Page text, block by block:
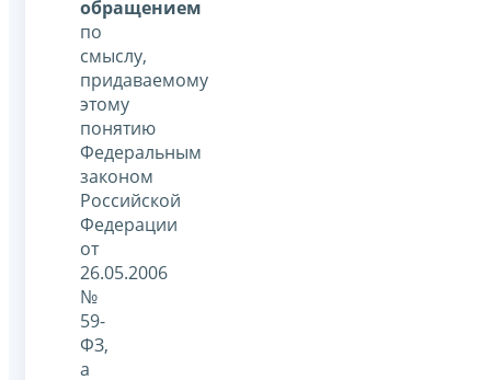
обращением
по
смыслу,
придаваемому
этому
понятию
Федеральным
законом
Российской
Федерации
от
26.05.2006
№
59-
ФЗ,
а